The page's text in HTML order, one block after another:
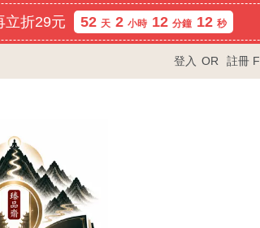
立折29元 52 天 2 小時 12 分鐘 11 秒
登入 OR 註冊